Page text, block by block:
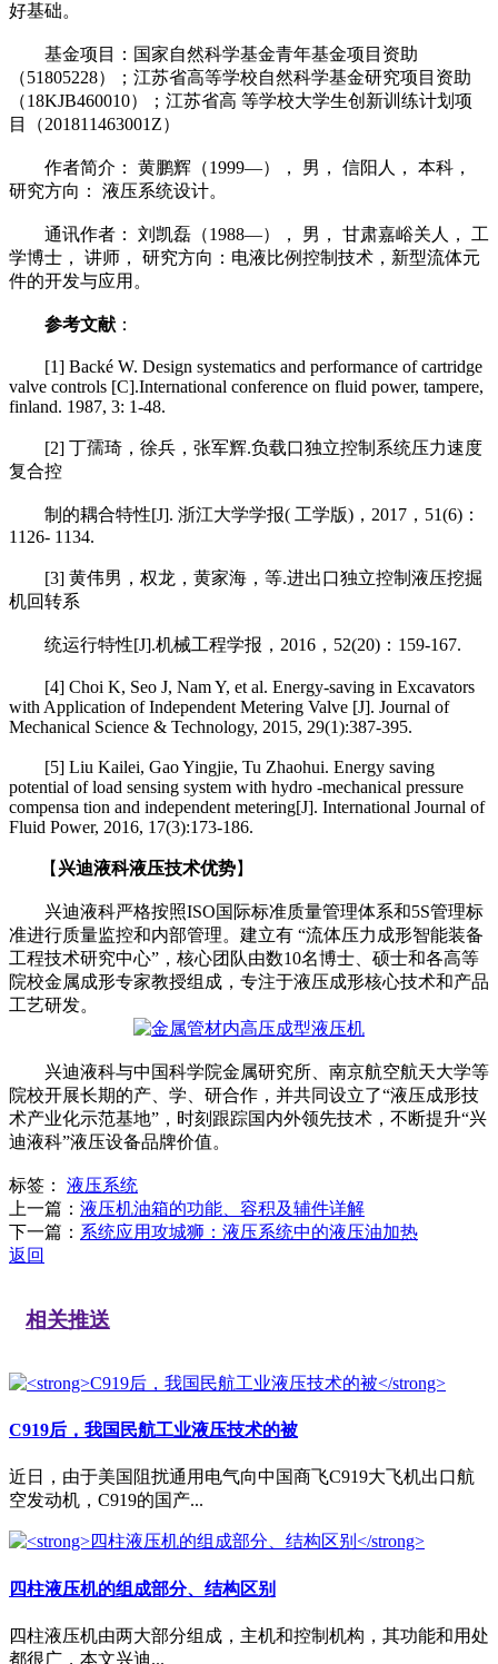
好基础。
基金项目：国家自然科学基金青年基金项目资助
（51805228）；江苏省高等学校自然科学基金研究项目资助
（18KJB460010）；江苏省高 等学校大学生创新训练计划项
目（201811463001Z）
作者简介： 黄鹏辉（1999—）， 男， 信阳人， 本科，
研究方向： 液压系统设计。
通讯作者： 刘凯磊（1988—）， 男， 甘肃嘉峪关人， 工
学博士， 讲师， 研究方向：电液比例控制技术，新型流体元
件的开发与应用。
参考文献 ：
[1] Backé W. Design systematics and performance of cartridge
valve controls [C].International conference on fluid power, tampere,
finland. 1987, 3: 1-48.
[2] 丁孺琦，徐兵，张军辉.负载口独立控制系统压力速度
复合控
制的耦合特性[J]. 浙江大学学报( 工学版)，2017，51(6)：
1126- 1134.
[3] 黄伟男，权龙，黄家海，等.进出口独立控制液压挖掘
机回转系
统运行特性[J].机械工程学报，2016，52(20)：159-167.
[4] Choi K, Seo J, Nam Y, et al. Energy-saving in Excavators
with Application of Independent Metering Valve [J]. Journal of
Mechanical Science & Technology, 2015, 29(1):387-395.
[5] Liu Kailei, Gao Yingjie, Tu Zhaohui. Energy saving
potential of load sensing system with hydro -mechanical pressure
compensa tion and independent metering[J]. International Journal of
Fluid Power, 2016, 17(3):173-186.
【 兴迪液科液压技术优势】
兴迪液科严格按照ISO国际标准质量管理体系和5S管理标
准进行质量监控和内部管理。建立有 “流体压力成形智能装备
工程技术研究中心”，核心团队由数10名博士、硕士和各高等
院校金属成形专家教授组成，专注于液压成形核心技术和产品
工艺研发。
兴迪液科与中国科学院金属研究所、南京航空航天大学等
院校开展长期的产、学、研合作，并共同设立了“液压成形技
术产业化示范基地”，时刻跟踪国内外领先技术，不断提升“兴
迪液科”液压设备品牌价值。
标签： 液压系统
上一篇： 液压机油箱的功能、容积及辅件详解
下一篇： 系统应用攻城狮：液压系统中的液压油加热
返回
相关推送
C919后，我国民航工业液压技术的被
近日，由于美国阻扰通用电气向中国商飞C919大飞机出口航
空发动机，C919的国产...
四柱液压机的组成部分、结构区别
四柱液压机由两大部分组成，主机和控制机构，其功能和用处
都很广，本文兴迪...